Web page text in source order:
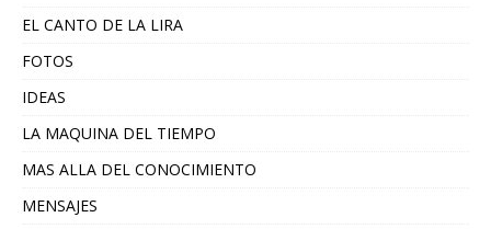
EL CANTO DE LA LIRA
FOTOS
IDEAS
LA MAQUINA DEL TIEMPO
MAS ALLA DEL CONOCIMIENTO
MENSAJES